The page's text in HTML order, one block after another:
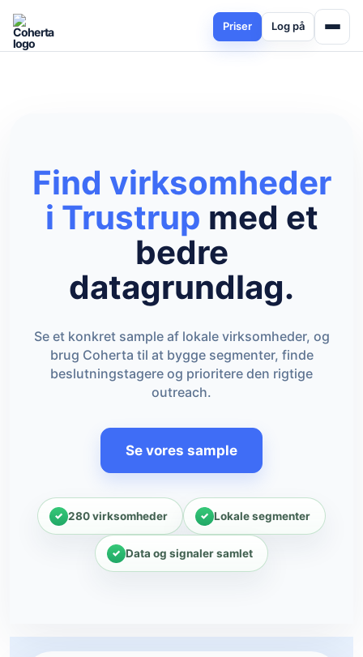
Priser Log på
Find virksomheder
i Trustrup med et
bedre
datagrundlag.
Se et konkret sample af lokale virksomheder, og
brug Coherta til at bygge segmenter, finde
beslutningstagere og prioritere den rigtige
outreach.
Se vores sample
280 virksomheder Lokale segmenter
Data og signaler samlet